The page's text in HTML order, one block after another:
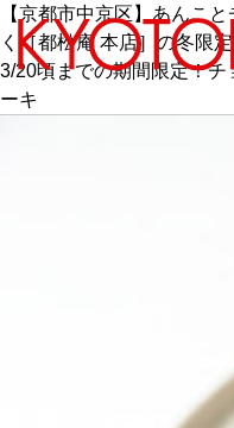
【京都市中京区】あんこ
く［都松庵 本店］の冬限
3/20頃までの期間限定！
ーキ